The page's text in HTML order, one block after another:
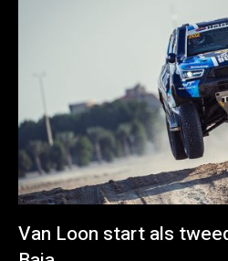
Van Loon start als